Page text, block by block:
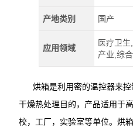
产地类别 国产
应用领域
医疗卫
产业,综合
烘箱是利用密的温控器来控
干燥热处理目的，产品适用于
校，工厂，实验室等单位。烘